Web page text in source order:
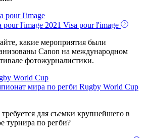
pour l'image
pour l'image 2021 Visa pour l'image
какие мероприятия были
Canon на международном
фотожурналистики.
World Cup
мира по регби Rugby World Cup
для съемки крупнейшего в
турнира по регби?